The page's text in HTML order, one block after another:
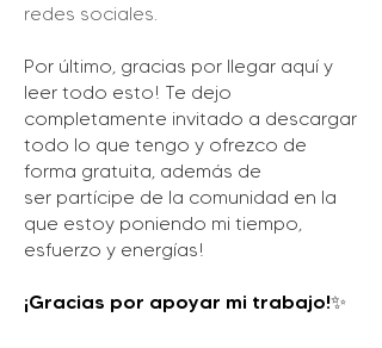
redes sociales.
Por último, gracias por llegar aquí y
leer todo esto! Te dejo
completamente invitado a descargar
todo lo que tengo y ofrezco de
forma gratuita, además de
ser partícipe de la comunidad en la
que estoy poniendo mi tiempo,
esfuerzo y energías!
¡Gracias por apoyar mi trabajo!✨